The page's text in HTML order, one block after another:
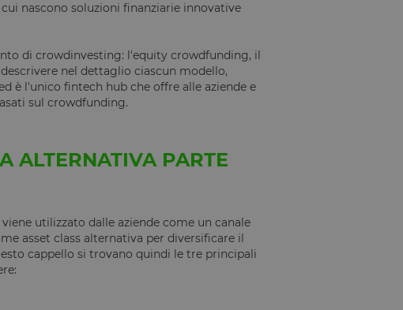
nascono soluzioni finanziarie innovative
di crowdinvesting: l'equity crowdfunding, il
nel dettaglio ciascun modello,
è l'unico fintech hub che offre alle aziende e
sul crowdfunding.
ALTERNATIVA PARTE
utilizzato dalle aziende come un canale
asset class alternativa per diversificare il
cappello si trovano quindi le tre principali